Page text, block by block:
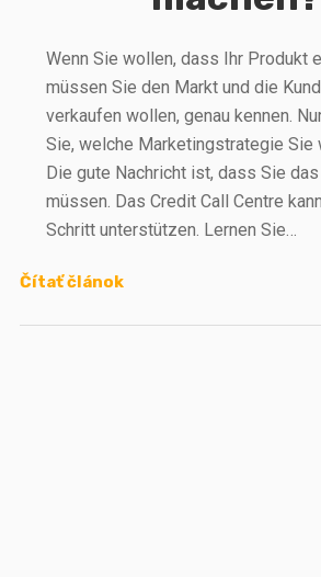
Wenn Sie wollen, dass Ihr Produkt
müssen Sie den Markt und die
verkaufen wollen, genau kennen.
Sie, welche Marketingstrategie Sie
Die gute Nachricht ist, dass Sie
müssen. Das Credit Call Centre
Schritt unterstützen. Lernen Sie…
Čítať článok